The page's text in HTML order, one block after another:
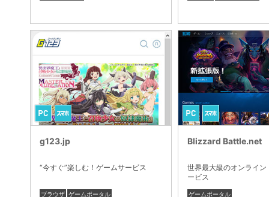
g123.jp
“今すぐ”楽しむ！ゲームサービス
ブラウザ ゲームポータル
Blizzard Battle.net
世界最大級のオンライン
ービス
ゲームポータル